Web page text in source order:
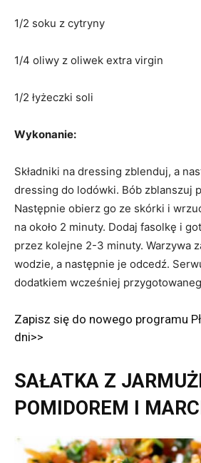
1/2 soku z cytryny
1/4 oliwy z oliwek extra virgin
1/2 łyżeczki soli
Wykonanie:
Składniki na dressing zblenduj, a
dressing do lodówki. Bób zblanszuj
Następnie obierz go ze skórki i
na około 2 minuty. Dodaj fasolkę i
przez kolejne 2-3 minuty. Warzywa
wodzie, a następnie je odcedź.
dodatkiem wcześniej
Zapisz się do nowego programu
dni>>
SAŁATKA Z
POMIDOREM I